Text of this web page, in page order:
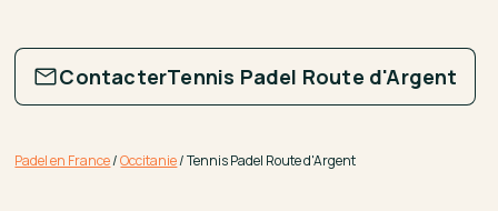
ContacterTennis Padel Route d'Argent
Padel en France/Occitanie/Tennis Padel Route d'Argent